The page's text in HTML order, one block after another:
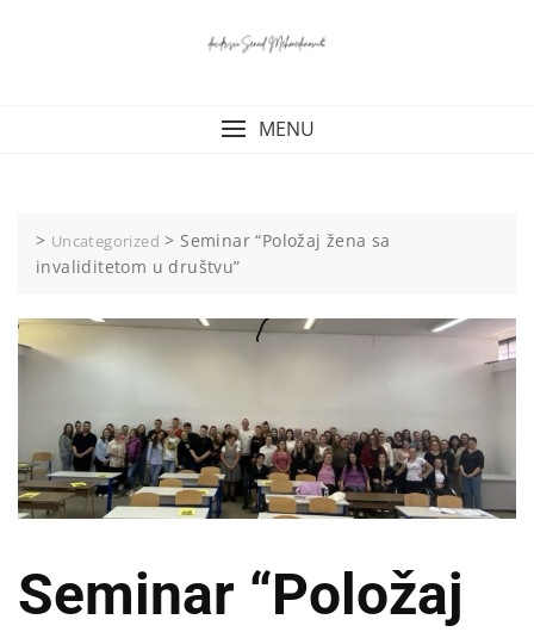
MENU
> Uncategorized > Seminar “Položaj žena sa
invaliditetom u društvu”
Seminar “Položaj